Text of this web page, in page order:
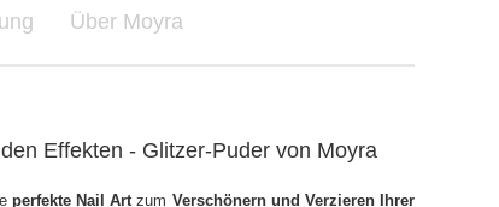
Über Moyra
Effekten - Glitzer-Puder von Moyra
perfekte Nail Artzum Verschönern und Verzieren Ihrer